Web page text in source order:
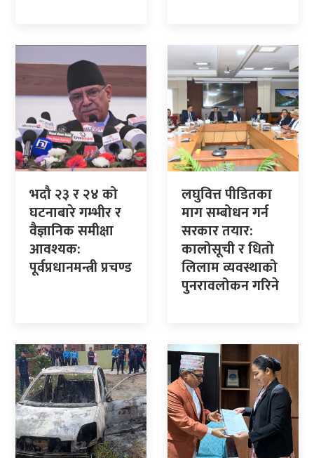
भदौ २३ र २४ को
घटनाबारे गम्भीर र
वैज्ञानिक समीक्षा
आवश्यक:
पूर्वप्रधानमन्त्री प्रचण्ड
लघुवित्त पीडितका
माग सम्बोधन गर्न
सरकार तयार:
कालोसूची र धितो
लिलाम व्यवस्थाको
पुनरावलोकन गरिने